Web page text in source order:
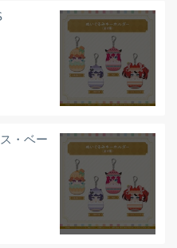
・ベー